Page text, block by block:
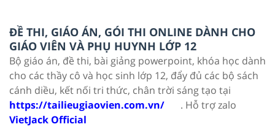
ĐỀ THI, GIÁO ÁN, GÓI THI ONLINE DÀNH CHO
GIÁO VIÊN VÀ PHỤ HUYNH LỚP 12
Bộ giáo án, đề thi, bài giảng powerpoint, khóa học dành
cho các thầy cô và học sinh lớp 12, đẩy đủ các bộ sách
cánh diều, kết nối tri thức, chân trời sáng tạo tại
https://tailieugiaovien.com.vn/
. Hỗ trợ zalo
VietJack Official